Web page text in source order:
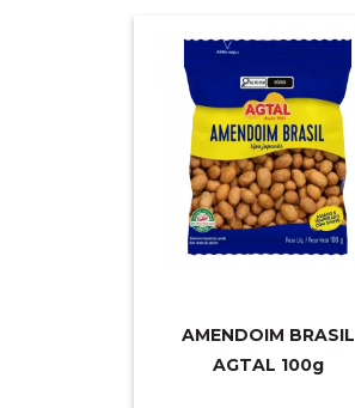
AMENDOIM BRASIL
AGTAL 100g